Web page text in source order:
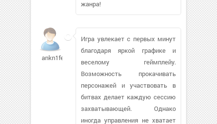
жанра!
ankn1fer
Игра увлекает с первых минут
благодаря яркой графике и
веселому геймплейу.
Возможность прокачивать
персонажей и участвовать в
битвах делает каждую сессию
захватывающей. Однако
иногда управления не хватает